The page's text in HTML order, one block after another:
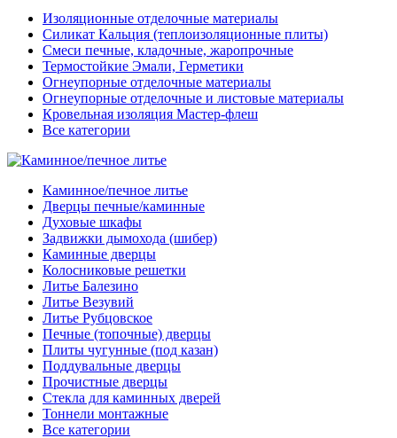
Изоляционные отделочные материалы
Силикат Кальция (теплоизоляционные плиты)
Смеси печные, кладочные, жаропрочные
Термостойкие Эмали, Герметики
Огнеупорные отделочные материалы
Огнеупорные отделочные и листовые материалы
Кровельная изоляция Мастер-флеш
Все категории
Каминное/печное литье
Дверцы печные/каминные
Духовые шкафы
Задвижки дымохода (шибер)
Каминные дверцы
Колосниковые решетки
Литье Балезино
Литье Везувий
Литье Рубцовское
Печные (топочные) дверцы
Плиты чугунные (под казан)
Поддувальные дверцы
Прочистные дверцы
Стекла для каминных дверей
Тоннели монтажные
Все категории